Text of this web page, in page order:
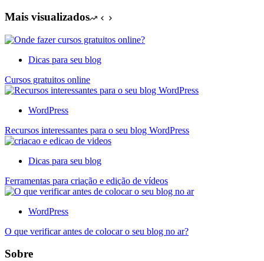
Mais visualizados
Dicas para seu blog
Cursos gratuitos online
WordPress
Recursos interessantes para o seu blog WordPress
Dicas para seu blog
Ferramentas para criação e edição de vídeos
WordPress
O que verificar antes de colocar o seu blog no ar?
Sobre